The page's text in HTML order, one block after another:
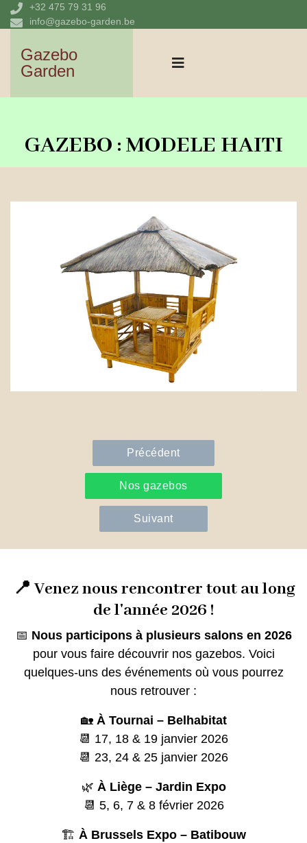
+32 475 79 31 96
info@gazebo-garden.be
Gazebo
Garden
GAZEBO : MODELE HAITI
Précédent
Nos gazebos
Suivant
📍 Venez nous rencontrer tout au long
de l'année 2026 !
📅 Nous participons à plusieurs salons en 2026
pour vous faire découvrir nos gazebos. Voici
quelques-uns des événements où vous pourrez
nous retrouver :
🏡 À Tournai – Belhabitat
📆 17, 18 & 19 janvier 2026
📆 23, 24 & 25 janvier 2026
🌿 À Liège – Jardin Expo
📆 5, 6, 7 & 8 février 2026
🏗️ À Brussels Expo – Batibouw